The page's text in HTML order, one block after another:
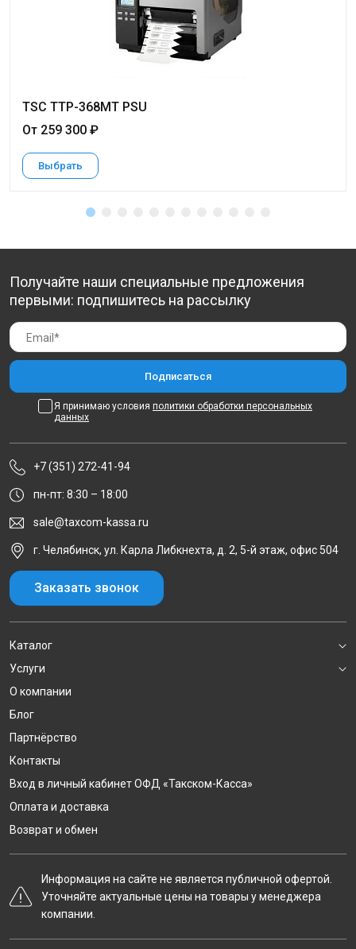
TSC TTP-368MT PSU
От 259 300 ₽
Выбрать
Получайте наши специальные предложения
первыми: подпишитесь на рассылку
Я принимаю условия политики обработки персональных
данных
+7 (351) 272-41-94
пн-пт: 8:30 – 18:00
sale@taxcom-kassa.ru
г. Челябинск, ул. Карла Либкнехта, д. 2, 5-й этаж, офис 504
Заказать звонок
Каталог
Услуги
О компании
Блог
Партнёрство
Контакты
Вход в личный кабинет ОФД «Такском-Касса»
Оплата и доставка
Возврат и обмен
Информация на сайте не является публичной офертой.
Уточняйте актуальные цены на товары у менеджера
компании.